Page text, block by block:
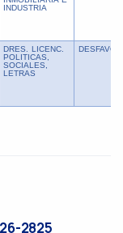
INDUSTRIA
DRES. LICENC.
POLITICAS,
SOCIALES,
LETRAS
2825